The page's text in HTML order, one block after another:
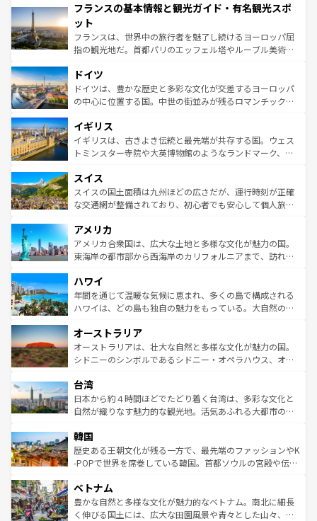
ませてくれるイタリアで、忘れられない旅をしてみよう！
なお、新着のイタリア情報は
しい。
文化が根付くこの国では、情熱的なフラメンコ、熱気あふ
れる闘牛、そして美味しいタパスが生活の一部となってい
る。首都マドリードの洗練された雰囲気や、バルセロナの
アートに溢れた街角から、地方では古代ローマ遺跡や中世
せる。地方によって風土や気候が異なるスペインはその個
性で訪れる人を魅了する。 なお、新着のスペイン情報は コ
ンテンツ一覧を参照してほしい。
フランスの基本情報と観光ガイド・有名観光スポ
ット
フランスは、世界中の旅行者を魅了し続けるヨーロッパ屈
指の観光地だ。首都パリのエッフェル塔やルーブル美術館
で、幅広い魅力が詰まっている。華麗な宮殿、歴史的な大
聖堂、美しいビーチ、そして豊かな自然が、訪れる者を心
から魅了する。また、フランスは美食の国としても知ら
いる。シャンパンの発祥地であるランス、プロヴァンスの
香り高いラベンダー畑など、多彩な楽しみ方が可能だ。さ
らに、パリ以外の地域にも魅力が溢れており、どの街角に
れる地方に足を運ぶとそれぞれで全く異なる文化を体験で
きるだろう。 なお、新着のフランス情報はコンテンツ一覧
を参照してほしい。
ドイツ
ドイツは、豊かな歴史と多彩な文化が交差するヨーロッパ
の中心に位置する国。中世の街並みが残るロマンチック街
顔を持つこの国は、どこを歩いても飽きることがない。ベ
ルリンの文化的活気、バイエルン州のアルプスの絶景、そ
してライン川沿いのワイン畑といった風景は必見。ビール
は、お酒好きな人にはぜひ体験してほしい。 なお、新着の
ドイツ情報はコンテンツ一覧を参照してほしい。
イギリス
イギリスは、古きよき伝統と最先端が共存する国。ウェス
トミンスター寺院や大英博物館のようなランドマーク、歴
リアごとに異なる魅力がある。また、優雅なアフタヌーン
ティー、ビール好きにはたまらない英国パブ、サッカー観
戦など、本場だからこそできる体験も豊富。イギリスを旅
ンツ一覧を参照してほしい。
スイス
スイスの国土面積は九州ほどの広さだが、運行時刻が正確
な交通網が整備されており、初心者でも安心して個人旅行
の建物がそのまま残る町や、スイスならではのユニークな
博物館もあり、アルプス観光だけでなく町歩きも満喫する
ことができる。国民の所得が高いため物価も高いが、旅行
ば市内交通費無料で観光を楽しむこともできる。 なお、新
着のスイス情報はコンテンツ一覧 を参照してほしい。
アメリカ
アメリカ合衆国は、広大な土地と多様な文化が魅力の国。
東海岸の都市部から西海岸のカリフォルニアまで、訪れる
のような巨大都市は、観光、ショッピング、エンターテイ
ンメントが詰まった刺激的なスポットだ。一方、アメリカ
西部には大自然が広がり、グランドキャニオンやイエロー
部のニューオーリンズでは、音楽と美食が融合した独特の
文化が魅力。旅行者はアメリカの各地域で異なる魅力を楽
しみながら、その多様性と豊かな歴史を感じることができ
ならではの贅沢な旅のスタイルだ。 なお、新着のアメリカ
情報はコンテンツ一覧を参照してほしい。
ハワイ
年間を通じて温暖な気候に恵まれ、多くの島で構成される
ハワイは、どの島も独自の魅力をもっている。大自然の神
ワイ島は見逃せない。また、定番の観光地といえばオアフ
島だが、静かな自然を求めるならマウイ島やカウアイ島が
おすすめ。エメラルドグリーンに輝く海をはじめ、豊かな
れるおもてなしの心で訪れる人々を迎えてくれるハワイの
人々、おいしいローカルフードやハワイアンミュージッ
ク、伝統的なフラダンスなど、すべてがハワイの魅力を彩
ワイを、存分に味わってほしい。 なお、新着のハワイ情報
はコンテンツ一覧を参照してほしい。
オーストラリア
オーストラリアは、壮大な自然と多様な文化が魅力の国。
シドニーのシンボルであるシドニー・オペラハウス、オー
リアリーフや大陸中央部にそびえるウルル（エアーズロッ
ク）、タスマニアの美しい原生林やケアンズの熱帯雨林な
ど、見どころがたくさん。また、カフェやワイン、オージ
いる。アクティビティも充実しており、サーフィンやダイ
ビング、ハイキングなど、アウトドア好きにはたまらな
い。オーストラリアの多彩な魅力を存分に味わいつくそ
参照してほしい。
台湾
日本から約４時間ほどでたどり着く台湾は、多彩な文化と
自然が織りなす魅力的な観光地。活気あふれる大都市の台
ン）、静ひつな山岳地帯である台湾東部など、都市の喧騒
と山間の静けさが共存しており、訪れる人に新しい発見と
驚きをもたらしてくれる。また、奥深い台湾の食文化も魅
容にもいいと評判のスイーツなど、バラエティ豊かな料理
が味わえる。 なお、新着の台湾情報は コンテンツ一覧を参
照してほしい。
韓国
歴史ある王朝文化が残る一方で、最先端のファッションやK
-POPで世界を席巻している韓国。首都ソウルの宮殿や伝統
き、地方に足を延ばせば四季折々の自然美を楽しむことが
できる。そして、キムチや焼肉、絶品のストリートフード
まで、さまざまな韓国料理が待っている。夜には、韓国な
ベトナム
豊かな自然と多様な文化が魅力的なベトナム。南北に細長
く伸びる国土には、広大な田園風景や青々とした山々、世